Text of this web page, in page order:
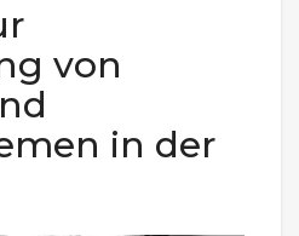
von
in der